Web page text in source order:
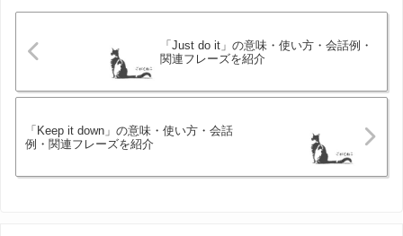
「Just do it」の意味・使い方・会話例・
関連フレーズを紹介
「Keep it down」の意味・使い方・会話
例・関連フレーズを紹介